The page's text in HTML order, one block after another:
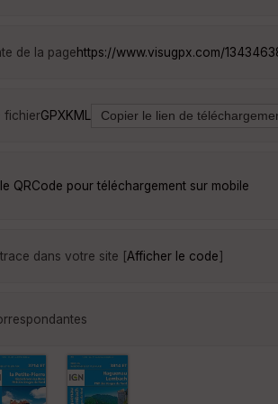
de la pagehttps://www.visugpx.com/
fichierGPXKML
QRCode pour téléchargement sur mobile
dans votre site [Afficher le code]